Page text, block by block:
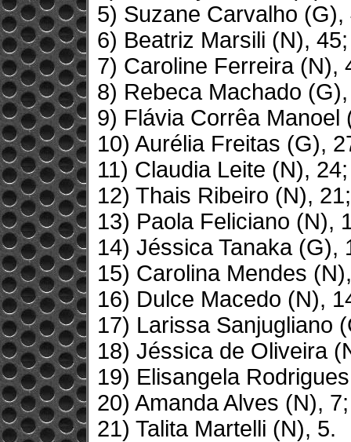
5) Suzane Carvalho (G),
6) Beatriz Marsili (N), 45;
7) Caroline Ferreira (N),
8) Rebeca Machado
9) Flávia Corrêa Manoel
10) Aurélia Freitas (G),
11) Claudia Leite (N), 24;
12) Thais Ribeiro (N), 21;
13) Paola Feliciano (N),
14) Jéssica Tanaka (G),
15) Carolina Mendes
16) Dulce Macedo (N),
17) Larissa Sanjugliano
18) Jéssica de Oliveira
19) Elisangela
20) Amanda Alves (N), 7;
21) Talita Martelli (N), 5.